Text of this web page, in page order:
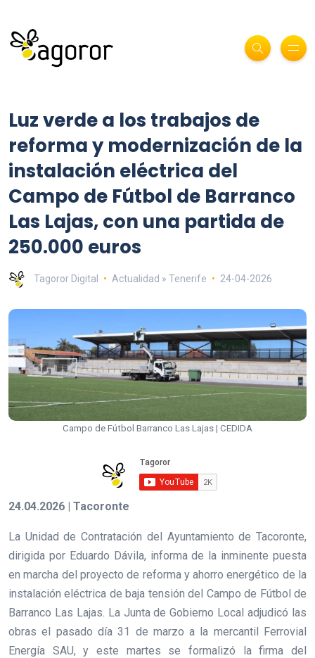
Luz verde a los trabajos de
reforma y modernización de la
instalación eléctrica del
Campo de Fútbol de Barranco
Las Lajas, con una partida de
250.000 euros
Tagoror Digital Actualidad » Tenerife 24-04-2026
Campo de Fútbol Barranco Las Lajas | CEDIDA
24.04.2026 | Tacoronte
La Unidad de Contratación del Ayuntamiento de Tacoronte,
dirigida por Eduardo Dávila, informa de la inminente puesta
en marcha del proyecto de reforma y ahorro energético de la
instalación eléctrica de baja tensión del Campo de Fútbol de
Barranco Las Lajas. La Junta de Gobierno Local adjudicó las
obras el pasado día 31 de marzo a la mercantil Ferrovial
Energía SAU, y este martes se formalizó la firma del